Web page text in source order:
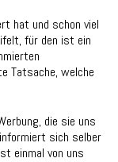
hat und schon viel
für den ist ein
Tatsache, welche
die sie uns
sich selber
einmal von uns